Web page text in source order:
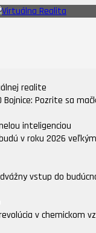
Bojnice: Pozrite sa
v roku 2026
vstup do
v chemickom